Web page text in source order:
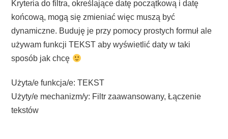
Kryteria do filtra, określające datę początkową i datę
końcową, mogą się zmieniać więc muszą być
dynamiczne. Buduję je przy pomocy prostych formuł ale
używam funkcji TEKST aby wyświetlić daty w taki
sposób jak chcę
Użyta/e funkcja/e: TEKST
Użyty/e mechanizm/y: Filtr zaawansowany, Łączenie
tekstów